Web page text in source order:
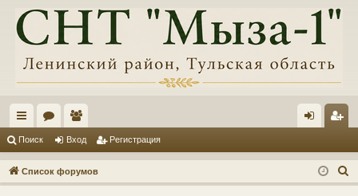
с
ы
лк
ум
ы
ол
ьз
ов
д ис
тр
Поиск Вход Регистрация
Список форумов
о